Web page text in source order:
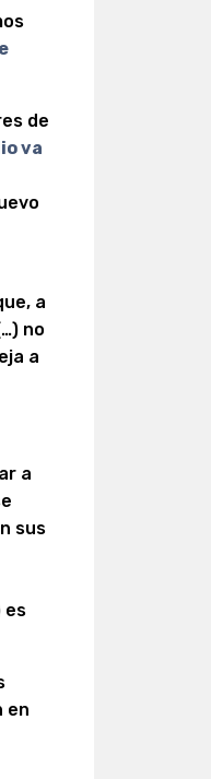
de
va
a
no
a
a
sus
es
en